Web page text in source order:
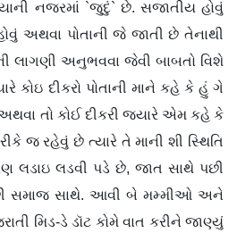
નજરમાં `જુદું` છે. સજાતીય હોવું
અથવા પોતાની જે જાતી છે તેનાથી
લાગણી અનુભવવા જેવી બાબતો વિશે
કોઇ દીકરો પોતાની માને કહે કે હું ગે
તો કોઈ દીકરી જ્યારે એમ કહે કે
જ રહેવું છે ત્યારે તે માની શી સ્થિતિ
લડાઇ લડવી પડે છે, જાત સાથે પછી
સમાજ સાથે. આવી બે મમ્મીઓ અને
મિડ-ડે ડૉટ કોમે વાત કરીને જાણ્યું